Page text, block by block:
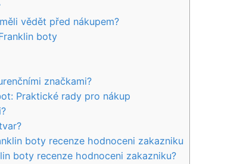
vědět před nákupem?
boty
značkami?
Praktické rady ​pro ⁢nákup
boty recenze hodnoceni zakazniku
boty recenze hodnoceni zakazniku?